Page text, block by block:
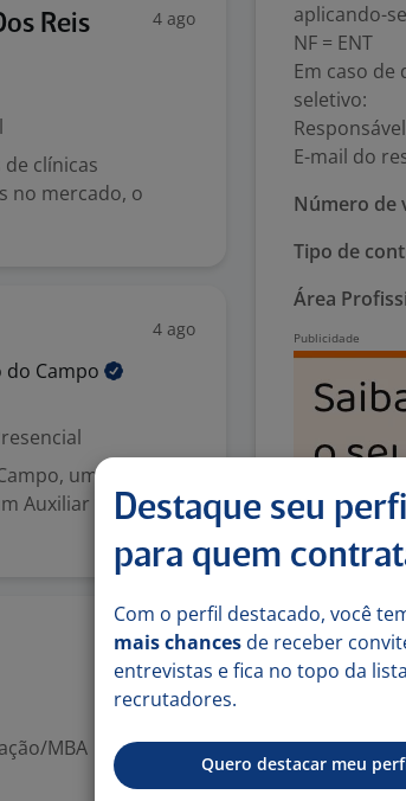
Reis 4 ago
clínicas
no mercado, o
4 ago
do Campo
uma empresa
Auxiliar de Saúde
4 ago
MBA
aplicando-
NF = ENT
Em caso
seletivo:
E-mail do
Número de
Tipo de
Área
Exigências
Destaque seu
para quem
Com o perfil destacado, você
mais chances de receber
entrevistas e fica no topo da
recrutadores.
Quero destacar meu